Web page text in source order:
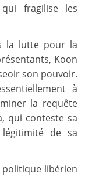
fragilise les
la lutte pour la
Koon
son pouvoir.
à
la requête
qui conteste sa
de sa
politique libérien